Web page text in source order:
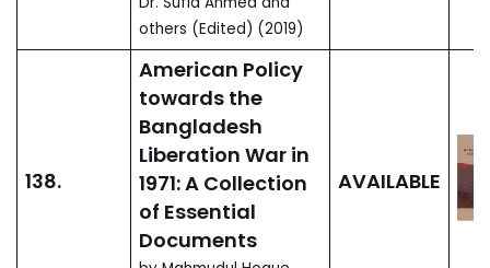
01.History of
Bangladesh:
Sultanate and
Mughal Periods
(c. 1200 to 1800
CE), Vol. 1: Political
History
by Abdul Momin
Chowdhury (Editor)